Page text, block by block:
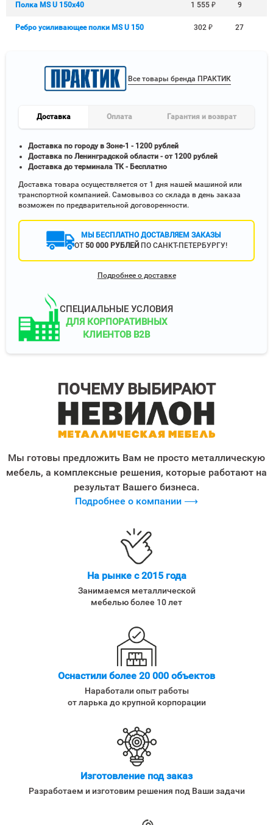
Полка MS U 150х40 1 555 ₽ 9
Ребро усиливающее полки MS U 150 302 ₽ 27
Все товары бренда ПРАКТИК
Доставка Оплата Гарантия и возврат
Доставка по городу в Зоне-1 - 1200 рублей
Доставка по Ленинградской области - от 1200 рублей
Доставка до терминала ТК - Бесплатно
Доставка товара осуществляется от 1 дня нашей машиной или
транспортной компанией. Самовывоз со склада в день заказа
возможен по предварительной договоренности.
МЫ БЕСПЛАТНО ДОСТАВЛЯЕМ ЗАКАЗЫ
ОТ 50 000 РУБЛЕЙ ПО САНКТ-ПЕТЕРБУРГУ!
Подробнее о доставке
СПЕЦИАЛЬНЫЕ УСЛОВИЯ
ДЛЯ КОРПОРАТИВНЫХ
КЛИЕНТОВ B2B
ПОЧЕМУ ВЫБИРАЮТ
Мы готовы предложить Вам не просто металлическую
мебель, а комплексные решения, которые работают на
результат Вашего бизнеса.
Подробнее о компании ⟶
На рынке с 2015 года
Занимаемся металлической
мебелью более 10 лет
Оснастили более 20 000 объектов
Наработали опыт работы
от ларька до крупной корпорации
Изготовление под заказ
Разработаем и изготовим решения под Ваши задачи